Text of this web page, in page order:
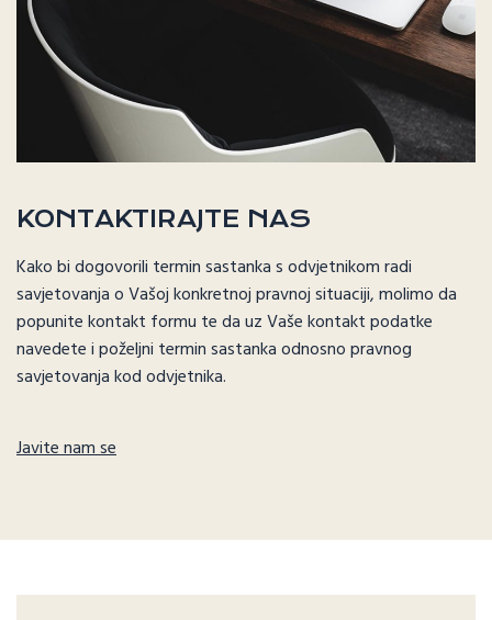
KONTAKTIRAJTE NAS
Kako bi dogovorili termin sastanka s odvjetnikom radi
savjetovanja o Vašoj konkretnoj pravnoj situaciji, molimo da
popunite kontakt formu te da uz Vaše kontakt podatke
navedete i poželjni termin sastanka odnosno pravnog
savjetovanja kod odvjetnika.
Javite nam se